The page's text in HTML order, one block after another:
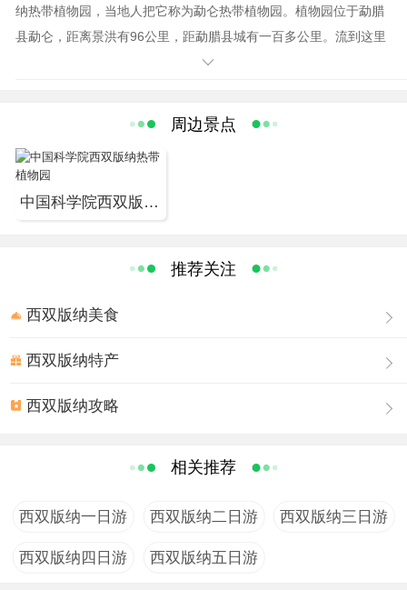
纳热带植物园，当地人把它称为勐仑热带植物园。植物园位于勐腊
县勐仑，距离景洪有96公里，距勐腊县城有一百多公里。流到这里
的澜沧江支流——罗梭江刚好拐了一个弯，把陆地围成一个葫芦形
植物园是著名植物学家蔡希陶教授于50年代带领一批年轻的植物科
学工作者创立的，里面保留有大片原始森林。植物园占地面积900
林中的一颗璀璨的绿宝石。
榈植物园、水生植物园、民族植物园、药用植物区、龙脑香植物
园、树木园、名树名花园。这里海拔仅500余米，年平均气温
物种中，不少奇异品种，为大多数人所未闻，比如周恩来总理从西
下雨的“下雨树”；会吃小虫的“猪笼草”……
寨，是一个以热带雨林为主，集科研、植物种质保存、科普和生态
在葫芦岛上，各种热带雨林景观使人流连忘返。顶天立地的“大板
周边景点
中国科学院西双版纳热带植物园
推荐关注
西双版纳美食
西双版纳特产
西双版纳攻略
相关推荐
西双版纳一日游 西双版纳二日游 西双版纳三日游
西双版纳四日游 西双版纳五日游